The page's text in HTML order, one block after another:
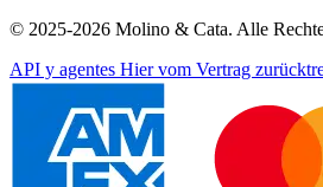
© 2025-2026 Molino & Cata. Alle
API y agentes Hier vom Vertrag